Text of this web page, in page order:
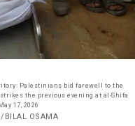
Palestinians bid farewell to the
the previous evening at al-Shifa
17, 2026
BILAL OSAMA